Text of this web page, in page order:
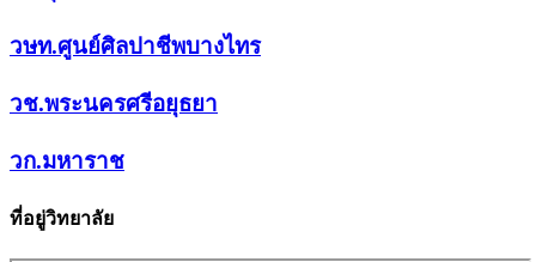
วษท.ศูนย์ศิลปาชีพบางไทร
วช.พระนครศรีอยุธยา
วก.มหาราช
ที่อยู่วิทยาลัย